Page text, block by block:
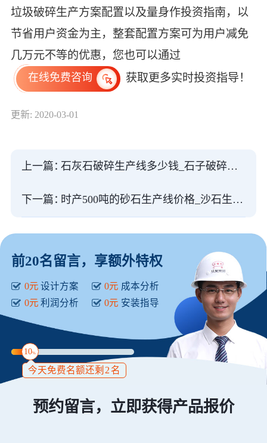
垃圾破碎生产方案配置以及量身作投资指南，以
节省用户资金为主，整套配置方案可为用户减免
几万元不等的优惠，您也可以通过
在线免费咨询 获取更多实时投资指导！
更新: 2020-03-01
上一篇： 石灰石破碎生产线多少钱_石子破碎生产工艺
下一篇： 时产500吨的砂石生产线价格_沙石生产线设备配置
前20名留言，享额外特权
0元 设计方案 0元 成本分析
0元 利润分析 0元 安装指导
10%
今天免费名额还剩 2名
预约留言，立即获得产品报价